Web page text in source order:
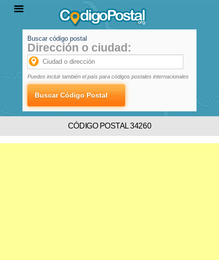
PROVINCIAS
LOCALIDADES
Buscar código postal
Dirección o ciudad:
Puedes incluir también el país para códigos postales internacionales
CÓDIGO POSTAL 34260